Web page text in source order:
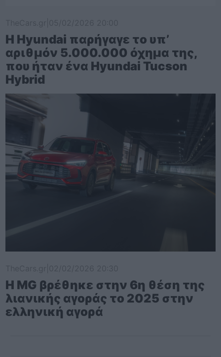
Η Hyundai παρήγαγε το υπ’
αριθμόν 5.000.000 όχημα της,
που ήταν ένα Hyundai Tucson
Hybrid
Η MG βρέθηκε στην 6η θέση της
λιανικής αγοράς το 2025 στην
ελληνική αγορά